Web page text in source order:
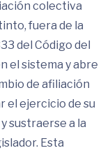
colectiva
fuera de la
del Código del
el sistema y abre
de afiliación
el ejercicio de su
sustraerse a la
Esta